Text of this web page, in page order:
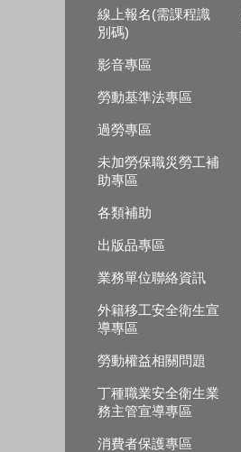
線上報名(需課程識
別碼)
影音專區
勞動基準法專區
過勞專區
未加勞保職災勞工補
助專區
各類補助
出版品專區
業務單位聯絡資訊
外籍移工安全衛生宣
導專區
勞動權益相關問題
丁種職業安全衛生業
務主管宣導專區
消費者保護專區